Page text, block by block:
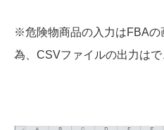
※危険物商品の入力はFBAの
為、CSVファイルの出力は